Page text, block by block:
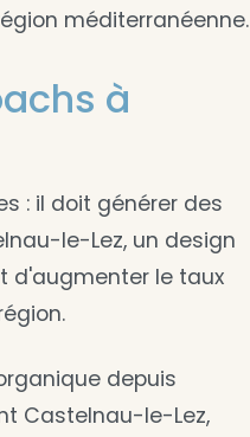
méditerranéenne.
à
: il doit générer des
le-Lez, un design
d'augmenter le taux
depuis
Castelnau-le-Lez,